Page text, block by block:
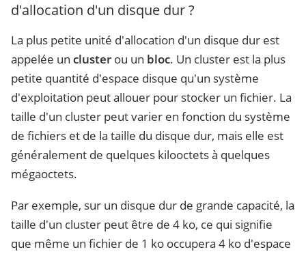
d'allocation d'un disque dur ?
La plus petite unité d'allocation d'un disque dur est
appelée un cluster ou un bloc. Un cluster est la plus
petite quantité d'espace disque qu'un système
d'exploitation peut allouer pour stocker un fichier. La
taille d'un cluster peut varier en fonction du système
de fichiers et de la taille du disque dur, mais elle est
généralement de quelques kilooctets à quelques
mégaoctets.
Par exemple, sur un disque dur de grande capacité, la
taille d'un cluster peut être de 4 ko, ce qui signifie
que même un fichier de 1 ko occupera 4 ko d'espace